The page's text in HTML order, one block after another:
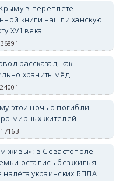
erid: 2SDnjcrDNw6
erid: 2SDnjdvhGXG
в переплёте
книги нашли ханскую
XVI века
36891
рассказал, как
хранить мёд
24001
этой ночью погибли
мирных жителей
17163
живы»: в Севастополе
остались без жилья
налёта украинских БПЛА